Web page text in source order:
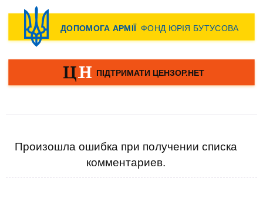
Произошла ошибка при получении списка
комментариев.